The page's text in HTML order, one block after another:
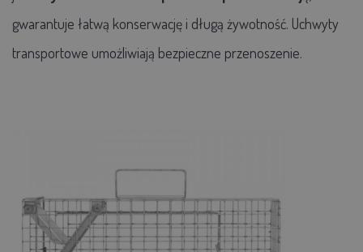
gwarantuje łatwą konserwację i długą żywotność. Uchwyty
transportowe umożliwiają bezpieczne przenoszenie.